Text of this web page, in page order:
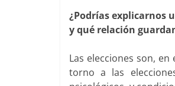
¿Podrías explicarnos
y qué relación
Las elecciones son,
torno a las